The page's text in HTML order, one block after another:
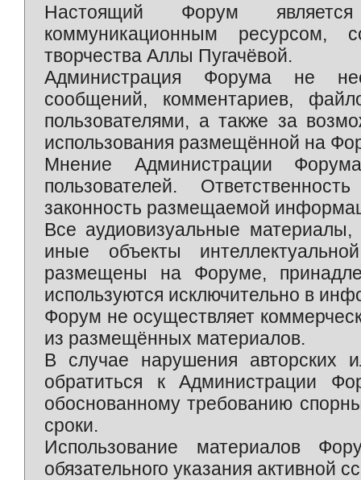
Настоящий Форум является
коммуникационным ресурсом,
творчества Аллы Пугачёвой.
Администрация Форума не
сообщений, комментариев,
пользователями, а также за
использования размещённой на
Мнение Администрации
пользователей.
законность размещаемой
Все аудиовизуальные
иные объекты
размещены на Форуме,
используются исключительно в
Форум не осуществляет
из размещённых материалов.
В случае нарушения авторских
обратиться к Администрации
обоснованному требованию
сроки.
Использование материалов
обязательного указания активной